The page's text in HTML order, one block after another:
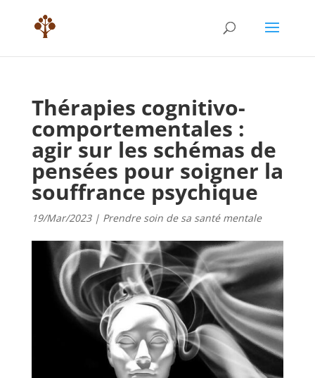
Thérapies cognitivo-
comportementales :
agir sur les schémas de
pensées pour soigner la
souffrance psychique
19/Mar/2023| Prendre soin de sa santé mentale